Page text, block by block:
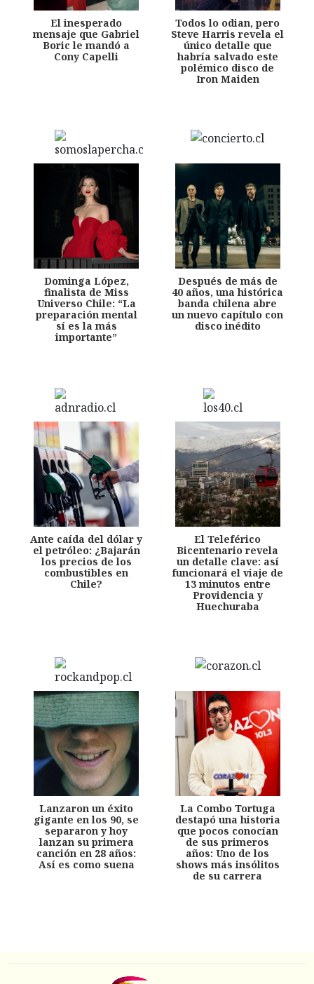
El inesperado
mensaje que Gabriel
Boric le mandó a
Cony Capelli
Todos lo odian, pero
Steve Harris revela el
único detalle que
habría salvado este
polémico disco de
Iron Maiden
Dominga López,
finalista de Miss
Universo Chile: “La
preparación mental
sí es la más
importante”
Después de más de
40 años, una histórica
banda chilena abre
un nuevo capítulo con
disco inédito
Ante caída del dólar y
el petróleo: ¿Bajarán
los precios de los
combustibles en
Chile?
El Teleférico
Bicentenario revela
un detalle clave: así
funcionará el viaje de
13 minutos entre
Providencia y
Huechuraba
Lanzaron un éxito
gigante en los 90, se
separaron y hoy
lanzan su primera
canción en 28 años:
Así es como suena
La Combo Tortuga
destapó una historia
que pocos conocían
de sus primeros
años: Uno de los
shows más insólitos
de su carrera